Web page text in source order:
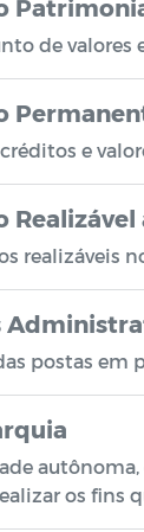
de valores
créditos e
Realizável
realizáveis
postas em
os fins